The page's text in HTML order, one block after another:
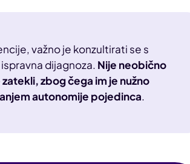
važno je konzultirati se s
dijagnoza. Nije neobično
zbog čega im je nužno
autonomije pojedinca.